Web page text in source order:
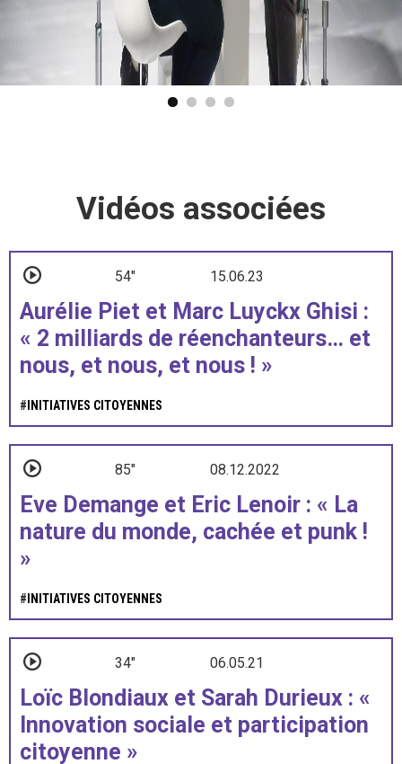
Vidéos associées
54" 15.06.23
Aurélie Piet et Marc Luyckx Ghisi :
« 2 milliards de réenchanteurs… et
nous, et nous, et nous ! »
# INITIATIVES CITOYENNES
85" 08.12.2022
Eve Demange et Eric Lenoir : « La
nature du monde, cachée et punk !
»
# INITIATIVES CITOYENNES
34" 06.05.21
Loïc Blondiaux et Sarah Durieux : «
Innovation sociale et participation
citoyenne »